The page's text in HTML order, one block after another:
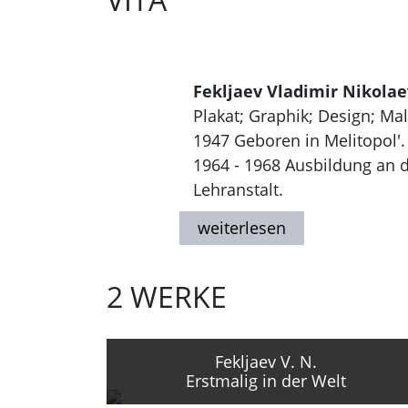
Fekljaev Vladimir
Plakat; Graphik; Design;
1947 Geboren in Melitopol'.
1964 - 1968 Ausbildung
Lehranstalt.
1968 - 1971 Studium am
1972 - 1978 Studium am
Plakaten für die Verlage
Wettbewerben. Gestaltung
literatura", Drofa", "Terra",
Seit 1978 Teilnahme an
1980er Jahre
2 WERKE
Fekljaev V. N.
Erstmalig in der Welt